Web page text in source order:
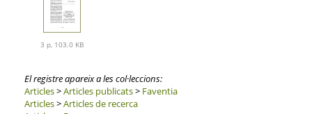
3 p, 103.0 KB
El registre apareix a les col·leccions:
Articles>Articles publicats> Faventia
Articles>Articles de recerca